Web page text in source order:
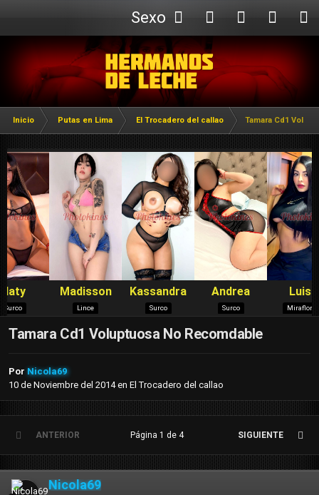
Sexo
Webcam
Inicio Putas en Lima El Trocadero del callao Tamara Cd1
Tamara Cd1 Voluptuosa No Recomdable
Por Nicola69
10 de Noviembre del 2014en El Trocadero del callao
ANTERIOR SIGUIENTE
Página 1 de 4
Nicola69